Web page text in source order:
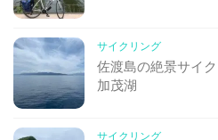
サイクリング
佐渡島の絶景サイ
加茂湖
サイクリング